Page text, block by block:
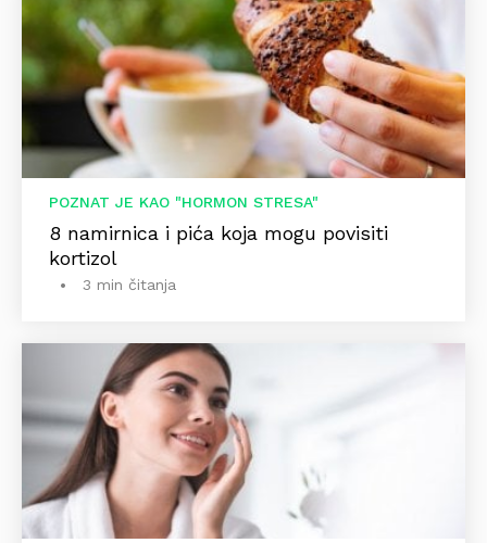
POZNAT JE KAO "HORMON STRESA"
8 namirnica i pića koja mogu povisiti
kortizol
3 min čitanja